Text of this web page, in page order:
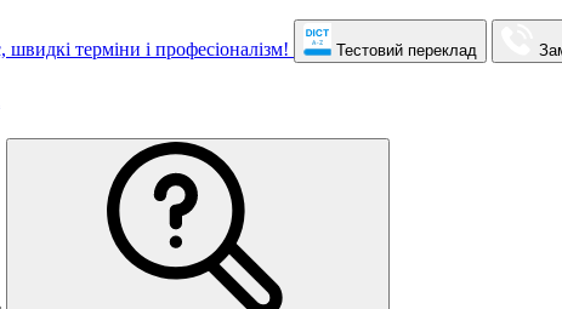
Тестовий переклад